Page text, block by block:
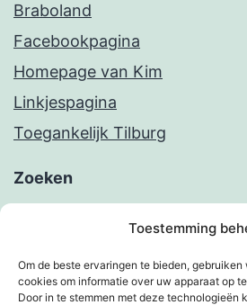
Toestemming
Om de beste ervaringen te bieden,
cookies om informatie over uw apparaat op
Door in te stemmen met deze technologieën
Braboland
Facebookpagina
Homepage van Kim
Linkjespagina
Toegankelijk Tilburg
Zoeken